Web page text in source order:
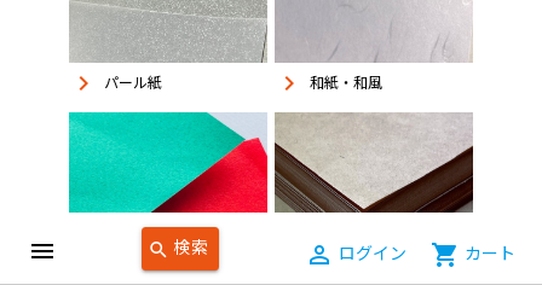
menu search 検索 person_outline ログイン shopping_cart カート
keyboard_arrow_right パール紙 keyboard_arrow_right 和紙・和風